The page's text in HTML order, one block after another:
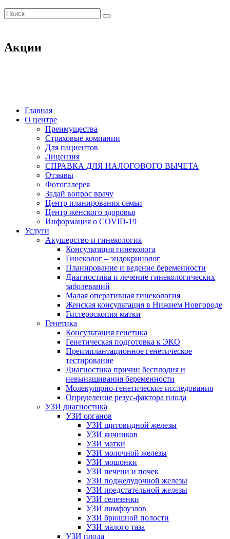
Акции
Главная
О центре
Преимущества
Страховые компании
Для пациентов
Лицензия
СПРАВКА ДЛЯ НАЛОГОВОГО ВЫЧЕТА
Отзывы
Фотогалерея
Задай вопрос врачу
Центр планирования семьи
Центр женского здоровья
Информация о COVID-19
Услуги
Акушерство и гинекология
Консультация гинеколога
Гинеколог – эндокринолог
Планирование и ведение беременности
Диагностика и лечение гинекологических
заболеваний
Малая оперативная гинекология
Женская консультация в Нижнем Новгороде
Гистероскопия матки
Генетика
Консультация генетика
Генетическая подготовка к ЭКО
Преимплантационное генетическое
тестирование
Диагностика причин бесплодия и
невынашивания беременности
Молекулярно-генетические исследования
Определение резус-фактора плода
УЗИ диагностика
УЗИ органов
УЗИ щитовидной железы
УЗИ яичников
УЗИ матки
УЗИ молочной железы
УЗИ мошонки
УЗИ печени и почек
УЗИ поджелудочной железы
УЗИ предстательной железы
УЗИ селезенки
УЗИ лимфоузлов
УЗИ брюшной полости
УЗИ малого таза
УЗИ плода